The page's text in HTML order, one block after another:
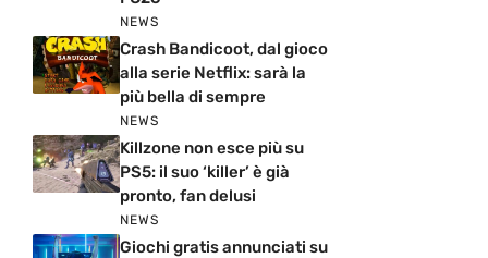
NEWS
Crash Bandicoot, dal gioco
alla serie Netflix: sarà la
più bella di sempre
NEWS
Killzone non esce più su
PS5: il suo ‘killer’ è già
pronto, fan delusi
NEWS
Giochi gratis annunciati su